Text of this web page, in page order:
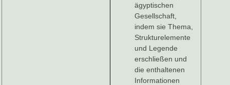
ägyptischen
Gesellschaft,
indem sie Thema,
Strukturelemente
und Legende
erschließen und
die enthaltenen
Informationen